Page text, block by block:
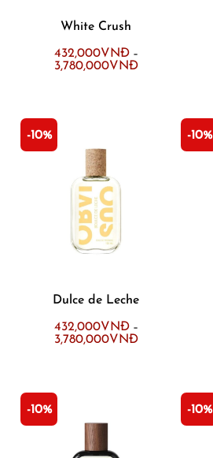
White Crush
432,000VNĐ–
3,780,000VNĐ
-10%
Dulce de Leche
432,000VNĐ–
3,780,000VNĐ
-10%
-10% -10%